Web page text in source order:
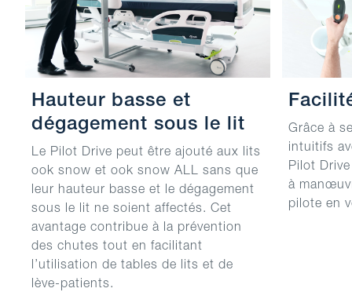
Hauteur basse et
dégagement sous le lit
Le Pilot Drive peut être ajouté aux lits
ook snow et ook snow ALL sans que
leur hauteur basse et le dégagement
sous le lit ne soient affectés. Cet
avantage contribue à la prévention
des chutes tout en facilitant
l’utilisation de tables de lits et de
lève-patients.
Grâce à
intuitifs
Pilot
à
pilote en